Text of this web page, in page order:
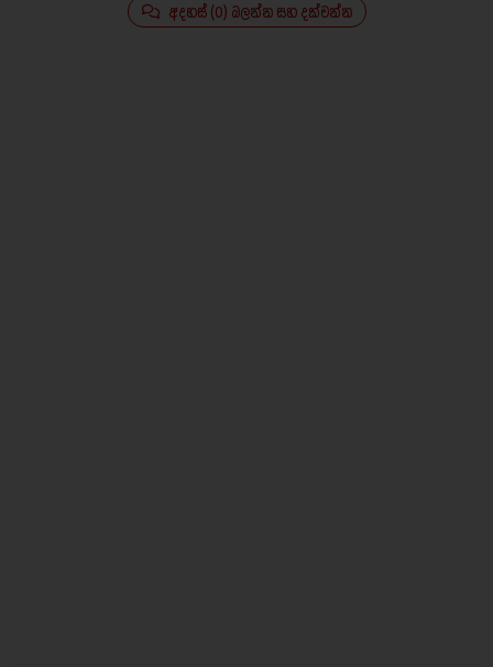
අදහස් (0) බලන්න සහ දක්වන්න